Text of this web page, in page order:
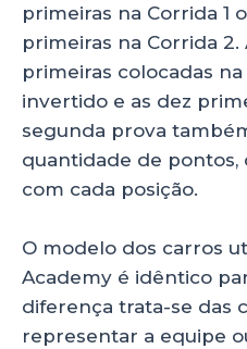
primeiras na Corrida 1
primeiras na Corrida 2.
primeiras colocadas
invertido e as dez
segunda prova
quantidade de pontos,
com cada posição.
O modelo dos carros
Academy é idêntico
diferença trata-se das
representar a equipe